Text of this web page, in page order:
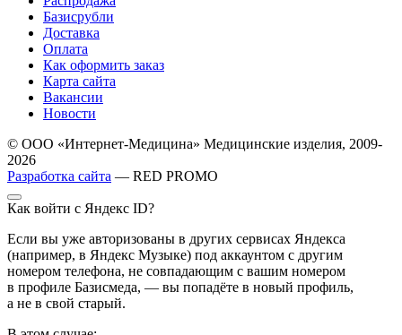
Базисрубли
Доставка
Оплата
Как оформить заказ
Карта сайта
Вакансии
Новости
© ООО «Интернет-Медицина» Медицинские изделия, 2009-
2026
Разработка сайта — RED PROMO
Как войти с Яндекс ID?
Если вы уже авторизованы в других сервисах Яндекса
(например, в Яндекс Музыке) под аккаунтом с другим
номером телефона, не совпадающим с вашим номером
в профиле Базисмеда, — вы попадёте в новый профиль,
а не в свой старый.